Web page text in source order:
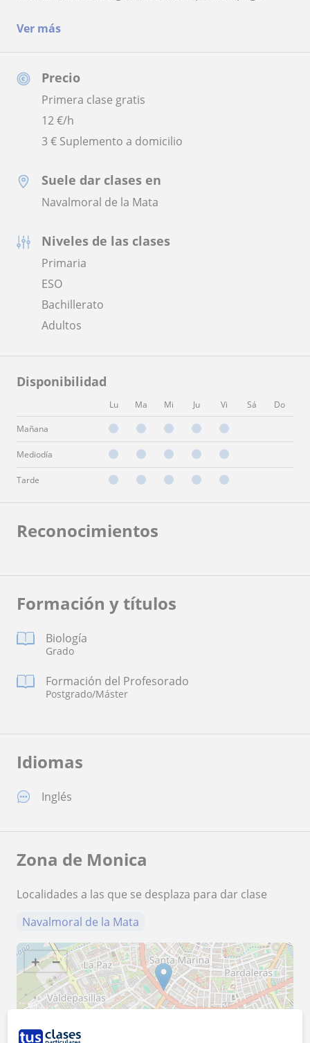
Precio
Primera clase gratis
12€/h
3 € Suplemento a domicilio
Suele dar clases en
Navalmoral de la Mata
Niveles de las clases
Primaria
ESO
Bachillerato
Adultos
Disponibilidad
Lu Ma Mi Ju Vi Sá Do
Mañana
Mediodía
Tarde
Ver más
Reconocimientos
Formación y títulos
Biología
Grado
Formación del Profesorado
Postgrado/Máster
Idiomas
Inglés
Zona de Monica
Localidades a las que se desplaza para dar clase
Navalmoral de la Mata
+ −